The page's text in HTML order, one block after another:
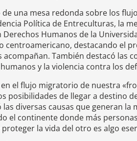
una mesa redonda sobre los
Política de Entreculturas, la
Humanos de la
centroamericano, destacando el
También destacó las
y la violencia contra los
el flujo migratorio de nuestra
de llegar a destino
diversas causas que generan
continente donde más
la vida del otro es algo